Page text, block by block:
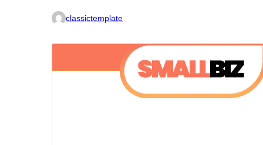
classictemplate